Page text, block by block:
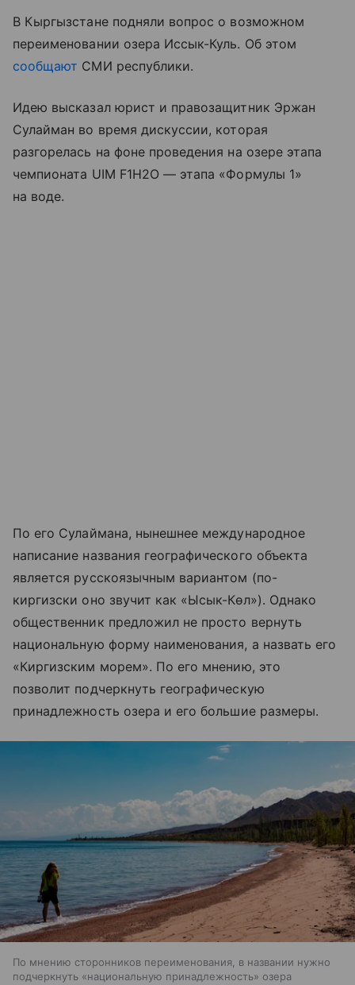
В Кыргызстане подняли вопрос о возможном
переименовании озера Иссык-Куль. Об этом
сообщают СМИ республики.
Идею высказал юрист и правозащитник Эржан
Сулайман во время дискуссии, которая
разгорелась на фоне проведения на озере этапа
чемпионата UIM F1H2O — этапа «Формулы 1»
на воде.
По его Сулаймана, нынешнее международное
написание названия географического объекта
является русскоязычным вариантом (по-
киргизски оно звучит как «Ысык-Көл»). Однако
общественник предложил не просто вернуть
национальную форму наименования, а назвать его
«Киргизским морем». По его мнению, это
позволит подчеркнуть географическую
принадлежность озера и его большие размеры.
По мнению сторонников переименования, в названии нужно
подчеркнуть «национальную принадлежность» озера